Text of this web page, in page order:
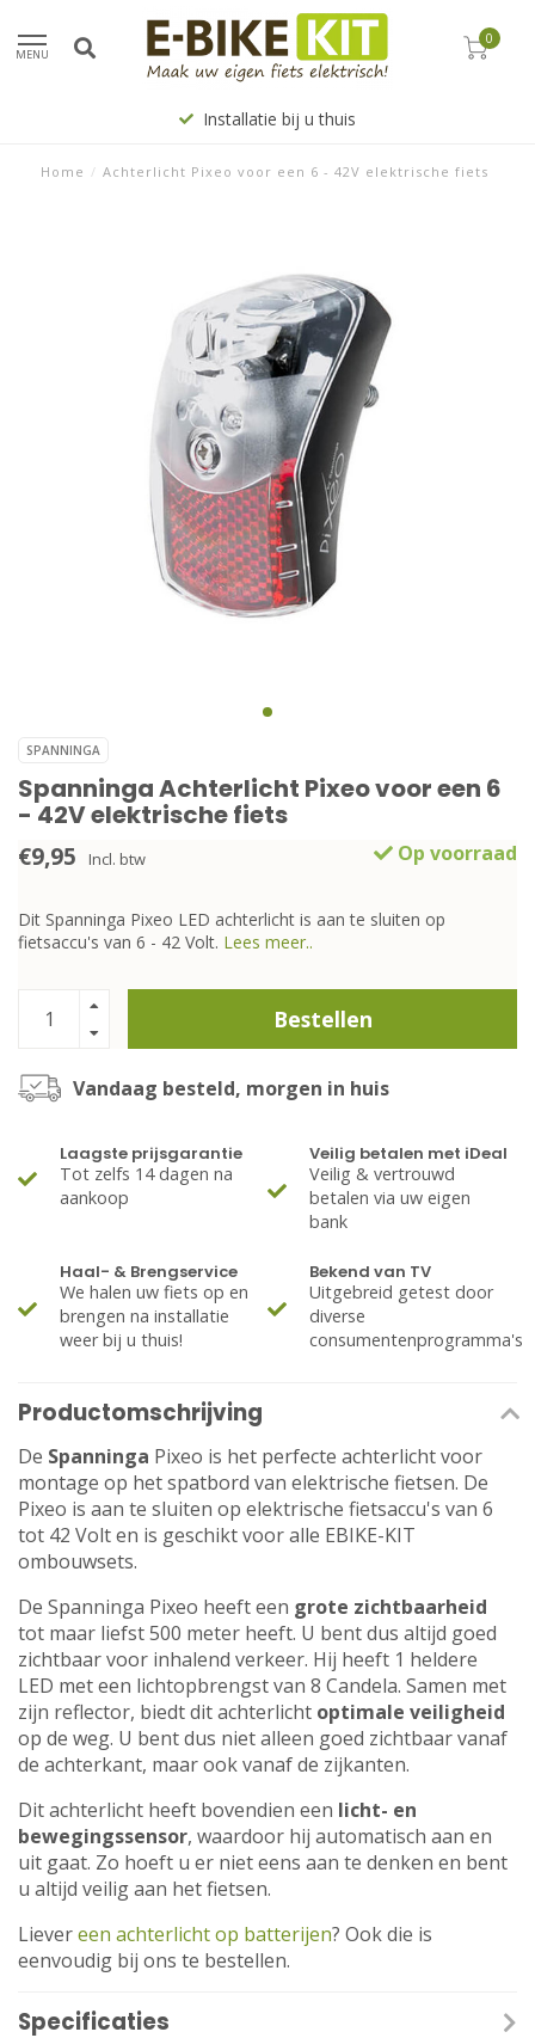
MENU
0
Installatie bij u thuis
Home / Achterlicht Pixeo voor een 6 - 42V elektrische fiets
SPANNINGA
Spanninga Achterlicht Pixeo voor een 6
- 42V elektrische fiets
€9,95 Incl. btw Op voorraad
Dit Spanninga Pixeo LED achterlicht is aan te sluiten op
fietsaccu's van 6 - 42 Volt. Lees meer..
Bestellen
Vandaag besteld, morgen in huis
Laagste prijsgarantie
Tot zelfs 14 dagen na
aankoop
Veilig betalen met iDeal
Veilig & vertrouwd
betalen via uw eigen
bank
Haal- & Brengservice
We halen uw fiets op en
brengen na installatie
weer bij u thuis!
Bekend van TV
Uitgebreid getest door
diverse
consumentenprogramma's
Productomschrijving
De Spanninga Pixeo is het perfecte achterlicht voor
montage op het spatbord van elektrische fietsen. De
Pixeo is aan te sluiten op elektrische fietsaccu's van 6
tot 42 Volt en is geschikt voor alle EBIKE-KIT
ombouwsets.
De Spanninga Pixeo heeft een grote zichtbaarheid
tot maar liefst 500 meter heeft. U bent dus altijd goed
zichtbaar voor inhalend verkeer. Hij heeft 1 heldere
LED met een lichtopbrengst van 8 Candela. Samen met
zijn reflector, biedt dit achterlicht optimale veiligheid
op de weg. U bent dus niet alleen goed zichtbaar vanaf
de achterkant, maar ook vanaf de zijkanten.
Dit achterlicht heeft bovendien een licht- en
bewegingssensor, waardoor hij automatisch aan en
uit gaat. Zo hoeft u er niet eens aan te denken en bent
u altijd veilig aan het fietsen.
Lievereen achterlicht op batterijen? Ook die is
eenvoudig bij ons te bestellen.
Specificaties